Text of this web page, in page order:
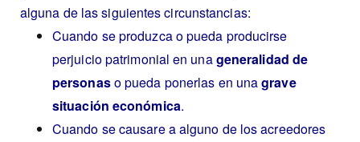
alguna de las siguientes circunstancias:
Cuando se produzca o pueda producirse
perjuicio patrimonial en unageneralidad de
personaso pueda ponerlas en unagrave
situación económica.
Cuando se causare a alguno de los acreedores